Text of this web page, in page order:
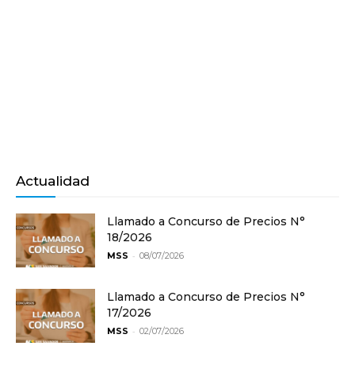
Actualidad
Llamado a Concurso de Precios N°
18/2026
MSS - 08/07/2026
Llamado a Concurso de Precios N°
17/2026
MSS - 02/07/2026